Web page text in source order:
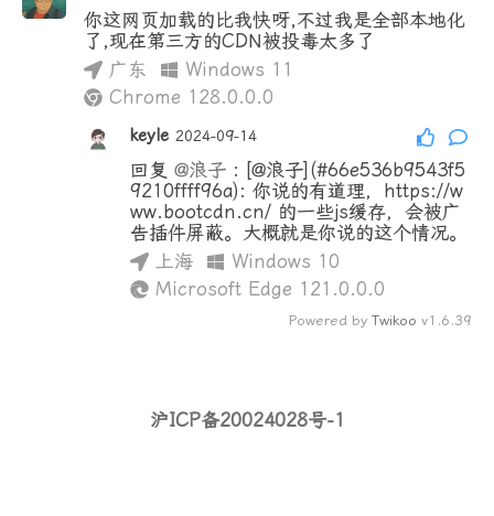
你这网页加载的比我快呀,不过我是全部本地化
了,现在第三方的CDN被投毒太多了
广东
Windows 11
Chrome 128.0.0.0
keyle 2024-09-14
回复 @浪子: [@浪子](#66e536b9543f5
9210ffff96a): 你说的有道理，https://w
ww.bootcdn.cn/ 的一些js缓存，会被广
告插件屏蔽。大概就是你说的这个情况。
上海
Windows 10
Microsoft Edge 121.0.0.0
Powered by Twikoo v1.6.39
沪ICP备20024028号-1